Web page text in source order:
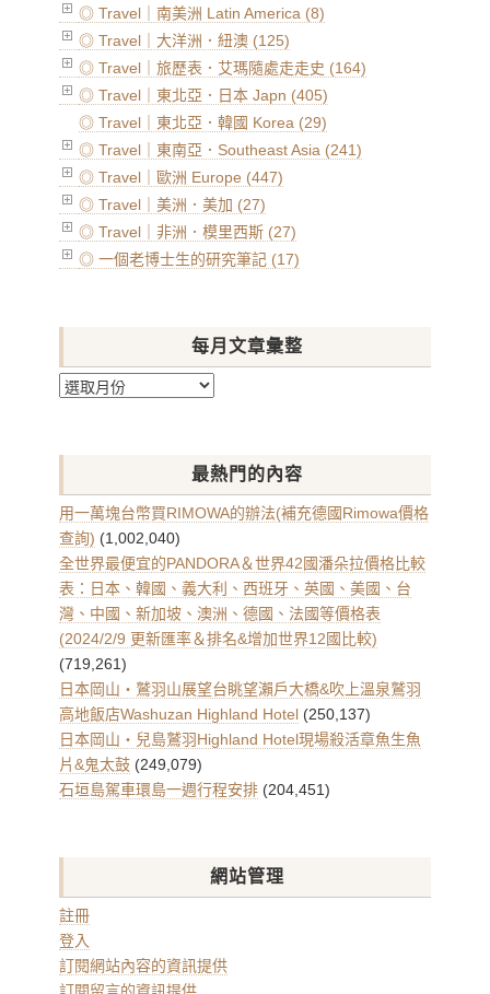
◎ Travel｜南美洲 Latin America (8)
◎ Travel｜大洋洲．紐澳 (125)
◎ Travel｜旅歷表．艾瑪隨處走走史 (164)
◎ Travel｜東北亞．日本 Japn (405)
◎ Travel｜東北亞．韓國 Korea (29)
◎ Travel｜東南亞．Southeast Asia (241)
◎ Travel｜歐洲 Europe (447)
◎ Travel｜美洲．美加 (27)
◎ Travel｜非洲．模里西斯 (27)
◎ 一個老博士生的研究筆記 (17)
每月文章彙整
每
章
整
最熱門的內容
用一萬塊台幣買RIMOWA的辦法(補充德國Rimowa價格
查詢) (1,002,040)
全世界最便宜的PANDORA＆世界42國潘朵拉價格比較
表：日本、韓國、義大利、西班牙、英國、美國、台
灣、中國、新加坡、澳洲、德國、法國等價格表
(2024/2/9 更新匯率＆排名&增加世界12國比較)
(719,261)
日本岡山・鷲羽山展望台眺望瀨戶大橋&吹上溫泉鷲羽
高地飯店Washuzan Highland Hotel (250,137)
日本岡山・兒島鷲羽Highland Hotel現場殺活章魚生魚
片&鬼太鼓 (249,079)
石垣島駕車環島一週行程安排 (204,451)
網站管理
註冊
登入
訂閱網站內容的資訊提供